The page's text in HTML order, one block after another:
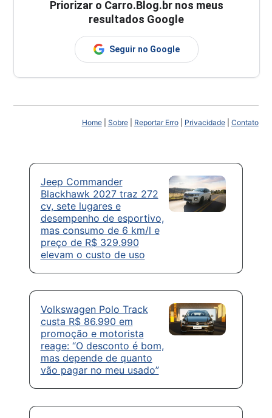
Priorizar o Carro.Blog.br nos meus
resultados Google
Seguir no Google
Home| Sobre| Reportar Erro| Privacidade| Contato
Jeep Commander
Blackhawk 2027 traz 272
cv, sete lugares e
desempenho de esportivo,
mas consumo de 6 km/l e
preço de R$ 329.990
elevam o custo de uso
Volkswagen Polo Track
custa R$ 86.990 em
promoção e motorista
reage: “O desconto é bom,
mas depende de quanto
vão pagar no meu usado”